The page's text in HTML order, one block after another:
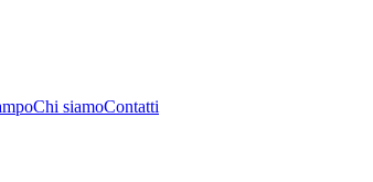
Chi siamoContatti